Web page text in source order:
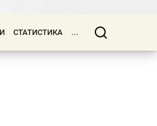
СТАТИСТИКА ...